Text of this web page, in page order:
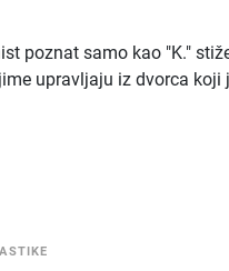
poznat samo kao "K."
upravljaju iz dvorca koji